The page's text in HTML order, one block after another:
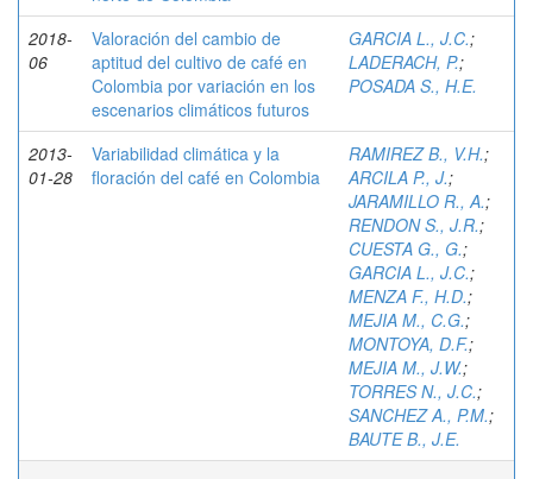
2018-
06
Valoración del cambio de
aptitud del cultivo de café en
Colombia por variación en los
escenarios climáticos futuros
GARCIA L., J.C.;
LADERACH, P.;
POSADA S., H.E.
2013-
01-28
Variabilidad climática y la
floración del café en Colombia
RAMIREZ B., V.H.;
ARCILA P., J.;
JARAMILLO R., A.;
RENDON S., J.R.;
CUESTA G., G.;
GARCIA L., J.C.;
MENZA F., H.D.;
MEJIA M., C.G.;
MONTOYA, D.F.;
MEJIA M., J.W.;
TORRES N., J.C.;
SANCHEZ A., P.M.;
BAUTE B., J.E.